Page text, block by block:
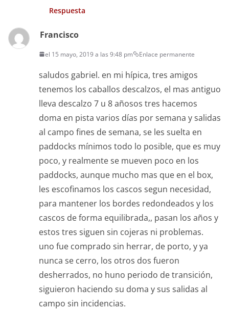
Respuesta
Francisco
el 15 mayo, 2019 a las 9:48 pm Enlace permanente
saludos gabriel. en mi hípica, tres amigos
tenemos los caballos descalzos, el mas antiguo
lleva descalzo 7 u 8 añosos tres hacemos
doma en pista varios días por semana y salidas
al campo fines de semana, se les suelta en
paddocks mínimos todo lo posible, que es muy
poco, y realmente se mueven poco en los
paddocks, aunque mucho mas que en el box,
les escofinamos los cascos segun necesidad,
para mantener los bordes redondeados y los
cascos de forma equilibrada,, pasan los años y
estos tres siguen sin cojeras ni problemas.
uno fue comprado sin herrar, de porto, y ya
nunca se cerro, los otros dos fueron
desherrados, no huno periodo de transición,
siguieron haciendo su doma y sus salidas al
campo sin incidencias.